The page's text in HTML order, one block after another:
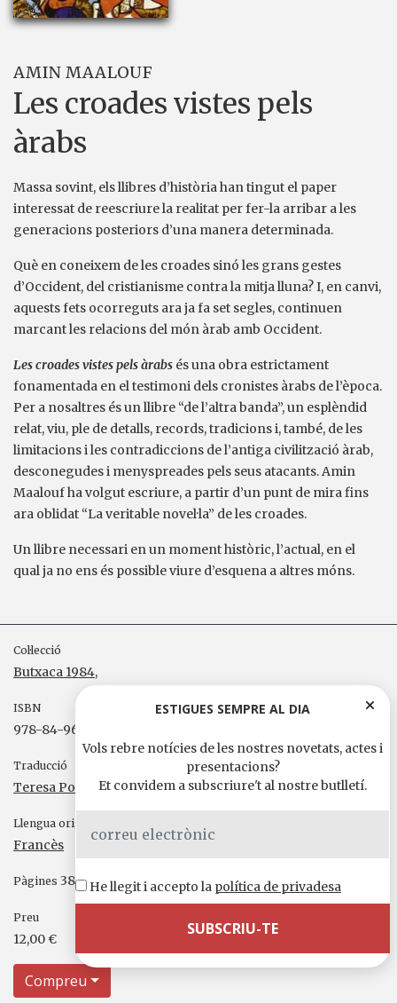
AMIN MAALOUF
Les croades vistes pels
àrabs
Massa sovint, els llibres d’història han tingut el paper
interessat de reescriure la realitat per fer-la arribar a les
generacions posteriors d’una manera determinada.
Què en coneixem de les croades sinó les grans gestes
d’Occident, del cristianisme contra la mitja lluna? I, en canvi,
aquests fets ocorreguts ara ja fa set segles, continuen
marcant les relacions del món àrab amb Occident.
Les croades vistes pels àrabs és una obra estrictament
fonamentada en el testimoni dels cronistes àrabs de l’època.
Per a nosaltres és un llibre “de l’altra banda”, un esplèndid
relat, viu, ple de detalls, records, tradicions i, també, de les
limitacions i les contradiccions de l’antiga civilització àrab,
desconegudes i menyspreades pels seus atacants. Amin
Maalouf ha volgut escriure, a partir d’un punt de mira fins
ara oblidat “La veritable novel·la” de les croades.
Un llibre necessari en un moment històric, l’actual, en el
qual ja no ens és possible viure d’esquena a altres móns.
Col·lecció
Butxaca 1984,
ISBN
978-84-96064-26-3
Traducció
Teresa Porredon i Bernaus
Llengua original
Francès
Pàgines 380
Preu
12,00 €
Compreu
ESTIGUES SEMPRE AL DIA
Vols rebre notícies de les nostres novetats, actes i
presentacions?
Et convidem a subscriure't al nostre butlletí.
He llegit i accepto la política de privadesa